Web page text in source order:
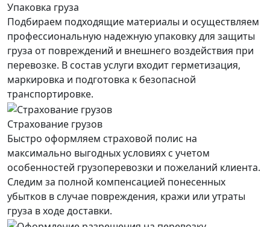
Упаковка груза
Подбираем подходящие материалы и осуществляем
профессиональную надежную упаковку для защиты
груза от повреждений и внешнего воздействия при
перевозке. В состав услуги входит герметизация,
маркировка и подготовка к безопасной
транспортировке.
Страхование грузов
Быстро оформляем страховой полис на
максимально выгодных условиях с учетом
особенностей грузоперевозки и пожеланий клиента.
Следим за полной компенсацией понесенных
убытков в случае повреждения, кражи или утраты
груза в ходе доставки.